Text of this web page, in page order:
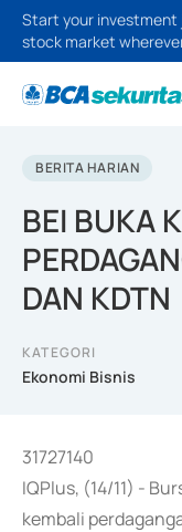
Start your investment
stock market
BERITA HARIAN
BEI BUKA
DAN KDTN
KATEGORI
Ekonomi Bisnis
31727140
IQPlus, (14/11) -
kembali